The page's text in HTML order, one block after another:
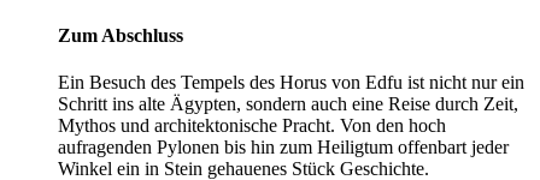
Zum Abschluss
Ein Besuch des Tempels des Horus von Edfu ist nicht nur ein
Schritt ins alte Ägypten, sondern auch eine Reise durch Zeit,
Mythos und architektonische Pracht. Von den hoch
aufragenden Pylonen bis hin zum Heiligtum offenbart jeder
Winkel ein in Stein gehauenes Stück Geschichte.